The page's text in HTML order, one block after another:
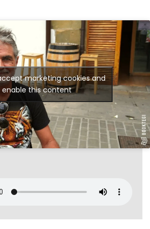
marketing cookies and
enable this content